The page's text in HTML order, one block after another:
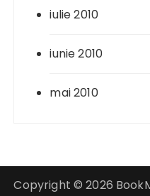
iulie 2010
iunie 2010
mai 2010
Copyright © 2026